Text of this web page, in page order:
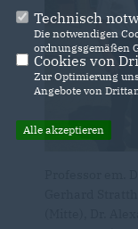
Technisch
Die notwendigen
ordnungsgemäßen
Cookies von
Zur Optimierung
Angebote von
Alle akzeptieren